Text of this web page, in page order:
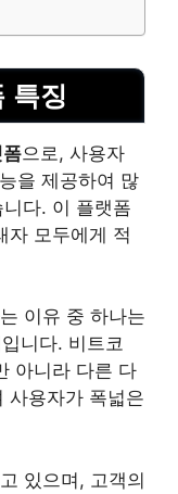
특징
으로, 사용자
을 제공하여 많
다. 이 플랫폼
자 모두에게 적
이유 중 하나는
니다. 비트코
아니라 다른 다
사용자가 폭넓은
있으며, 고객의